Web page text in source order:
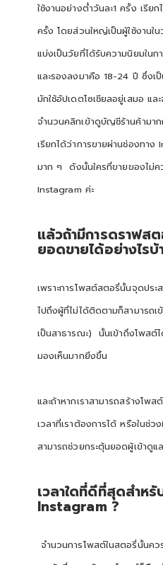
ใช้งานอย่างต่ำวันละ1 ครั้ง เรีย
ครั้ง โดยส่วนใหญ่เป็นผู้ใช้งานใ
แบ่งเป็นวัยที่ได้รับความนิยมใน
และรองลงมาคือ 18-24 ปี ซึ่งเ
มักใช้อัปเดตโซเชียลอยู่เสมอ แ
จำนวนคลิกเข้าดูบัญชีร้านค้ามา
เรียกได้ว่าการขายผ่านช่องทา
มาก ๆ ดังนั้นใครที่ขายของไม่ค
Instagram ค่ะ
แล้วถ้ามีการดราฟส
ยอดขายได้อย่างไรบ้
เพราะการโพสต์สตอรี่นั้นจุดปร
ไปถึงผู้ที่ไม่ได้ติดตามก็สามารถเ
เป็นสาธารณะ) นั้นเข้าถึงโพสต์
มองเห็นมากยิ่งขึ้น
และถ้าหากเราสามารถสร้างโพ
เวลาที่เราต้องการได้ หรือในช่ว
สามารถช่วยกระตุ้นยอดผู้เข้าดูแ
เวลาใดที่ดีที่สุดสำห
Instagram ?
จำนวนการโพสต์ในสตอรี่นั้น